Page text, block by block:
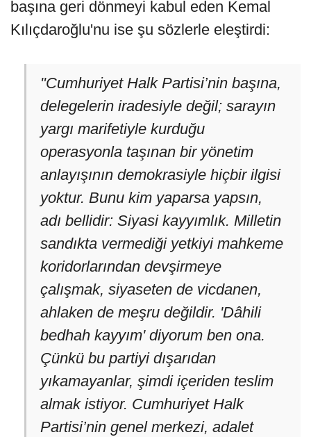
başına geri dönmeyi kabul eden Kemal
Kılıçdaroğlu'nu ise şu sözlerle eleştirdi:
"Cumhuriyet Halk Partisi’nin başına,
delegelerin iradesiyle değil; sarayın
yargı marifetiyle kurduğu
operasyonla taşınan bir yönetim
anlayışının demokrasiyle hiçbir ilgisi
yoktur. Bunu kim yaparsa yapsın,
adı bellidir: Siyasi kayyımlık. Milletin
sandıkta vermediği yetkiyi mahkeme
koridorlarından devşirmeye
çalışmak, siyaseten de vicdanen,
ahlaken de meşru değildir. 'Dâhili
bedhah kayyım' diyorum ben ona.
Çünkü bu partiyi dışarıdan
yıkamayanlar, şimdi içeriden teslim
almak istiyor. Cumhuriyet Halk
Partisi’nin genel merkezi, adalet